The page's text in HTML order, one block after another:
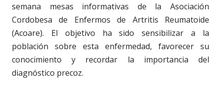
semana mesas informativas de la Asociación
Cordobesa de Enfermos de Artritis Reumatoide
(Acoare). El objetivo ha sido sensibilizar a la
población sobre esta enfermedad, favorecer su
conocimiento y recordar la importancia del
diagnóstico precoz.